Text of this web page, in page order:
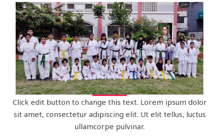
Click edit button to change this text. Lorem ipsum dolor
sit amet, consectetur adipiscing elit. Ut elit tellus, luctus
ullamcorpe pulvinar.